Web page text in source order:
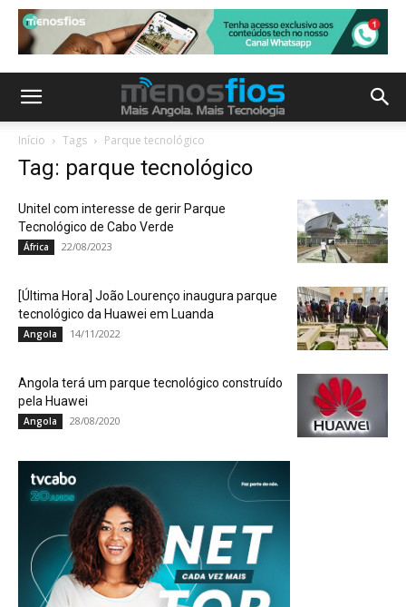
Início Tags Parque tecnológico
Tag: parque tecnológico
Unitel com interesse de gerir Parque
Tecnológico de Cabo Verde
África 22/08/2023
[Última Hora] João Lourenço inaugura parque
tecnológico da Huawei em Luanda
Angola 14/11/2022
Angola terá um parque tecnológico construído
pela Huawei
Angola 28/08/2020